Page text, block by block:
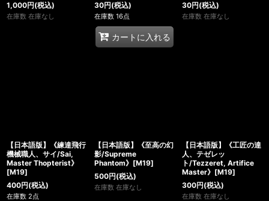
1,000円(税込)
在庫数 在庫なし
30円(税込)
在庫数 16点
カートに入れる
30円(税込)
在庫数 在庫なし
【日本語版】《練達飛行
機械職人、サイ/Sai,
Master Thopterist》
[M19]
400円(税込)
在庫数 2点
【日本語版】《至高の幻
影/Supreme
Phantom》[M19]
500円(税込)
在庫数 在庫なし
【日本語版】《工匠の達
人、テゼレッ
ト/Tezzeret, Artifice
Master》[M19]
300円(税込)
在庫数 在庫なし